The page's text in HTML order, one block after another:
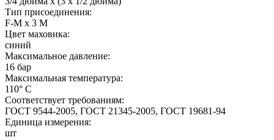
Тип присоединения:
F-M х 3 M
Цвет маховика:
синий
Максимальное давление:
16 бар
Максимальная температура:
110° С
Соответствует требованиям:
ГОСТ 9544-2005, ГОСТ 21345-2005, ГОСТ 19681-94
Единица измерения:
шт